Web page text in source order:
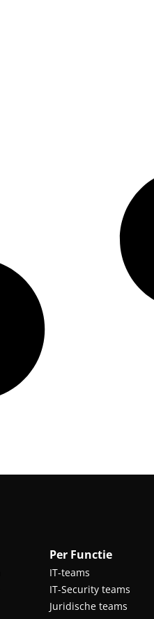
Per Functie
IT-teams
IT-Security teams
Juridische teams